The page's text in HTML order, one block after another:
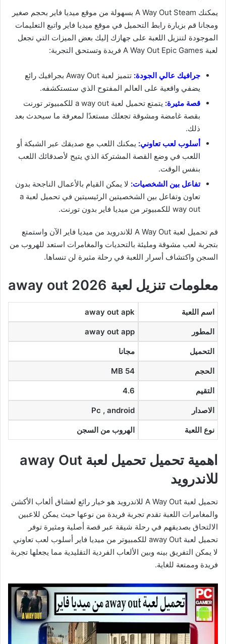
يمكنك A Way Out Steam بسهولة من موقع ميديا فاير بحجم صغير
ومجانا قم بزيارة رابط التحميل في موقع ميديا فاير واتبع التعليمات
الموجودة لتنزيل اللعبة على جهازك إليك بعض الميزات التي تجعل
لعبة A Way Out Epic Games فريدة وتستحق التجربة:
جرافيك عالي الجودة:
تتميز لعبة Away Out بجرافيك رائع
يضفي واقعية على العالم المفتوح الذي ستستكشفه.
قصة مثيرة:
يتمتع تحميل لعبة a way out للكمبيوتر تورنت
بقصة غامضة ومشوقة تجعلك مستعدًا لمعرفة ما سيحدث بعد
ذلك.
أسلوب لعب تعاوني: يمكنك اللعب مع صديقك عبر الشبكة أو
اللعب في وضع القصة المشتركة الذي يتيح لأصدقائك اللعب
بنفس الوقت.
تفاعل بين الشخصيات: لا يمكن القيام بالأعمال الناجحة بدون
تعاون وتفاعل بين الشخصيتين الرئيسيتين في تحميل لعبة a
way out للكمبيوتر من ميديا فاير بدون تورنت.
قم تحميل لعبة A Way Out للاندرويد من ميديا فاير الآن واستمتع
بتجربة لعب مشوقة ومليئة بالتحديات والمغامرات استعد للهروب من
السجن واكتشاف أسرار اللعبة في رحلة مثيرة لن تنساها.
معلومات تنزيل لعبة away out 2026
اسم اللعبة away out apk
المطور away out app
التحميل مجانا
الحجم 54 MB
التقيم 4.6
الاصدار Pc , android
نوع اللعبة الهروب من السجن
اهمية تحميل تحميل لعبة away Out
للاندرويد
تحميل لعبة A Way Out للاندرويد هو خيار رائع لعشاق ألعاب الأكشن
والمغامرات اللعبة تقدم تجربة فريدة من نوعها حيث يمكن للاعبين
الالتحاق بصديقهم في رحلة شيقة عبر قصة أصلية ومثيرة توفر
تحميل لعبة away Out للكمبيوتر من ميديا فاير أسلوب لعب تعاوني
لا يمكن التفريق بينه وبين الألعاب الفردية التقليدية مما يجعلها تجربة
فريدة وممتعة للغاية.